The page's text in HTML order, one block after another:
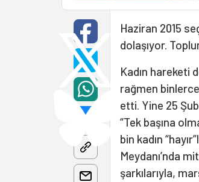
Haziran 2015
dolaşıyor.
Kadın hareketi
rağmen
etti. Yine 25
“Tek başına
bin kadın
Meydanı’nda
şarkılarıyla,